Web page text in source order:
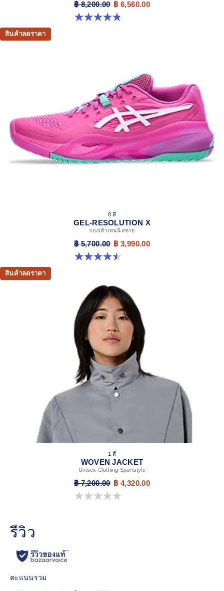
฿ 8,200.00 ฿ 6,560.00
4.9 จาก 5 ดาว 7 รีวิว
สินค้าลดราคา
8 สี
GEL-RESOLUTION X
รองเท้าเทนนิสชาย
฿ 5,700.00 ฿ 3,990.00
4.5 จาก 5 ดาว 227 รีวิว
สินค้าลดราคา
1 สี
WOVEN JACKET
Unisex Clothing Sportstyle
฿ 7,200.00 ฿ 4,320.00
0.0 จาก 5 ดาว